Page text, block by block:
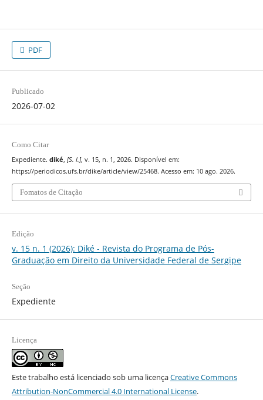
PDF
Publicado
2026-07-02
Como Citar
Expediente. diké, [S. l.], v. 15, n. 1, 2026. Disponível em:
https://periodicos.ufs.br/dike/article/view/25468. Acesso em: 10 ago. 2026.
Fomatos de Citação
Edição
v. 15 n. 1 (2026): Diké - Revista do Programa de Pós-
Graduação em Direito da Universidade Federal de Sergipe
Seção
Expediente
Licença
Este trabalho está licenciado sob uma licençaCreative Commons
Attribution-NonCommercial 4.0 International License.